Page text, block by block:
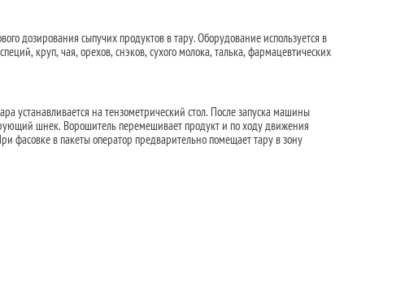
дозирования сыпучих продуктов в тару. Оборудование используется в
круп, чая, орехов, снэков, сухого молока, талька, фармацевтических
устанавливается на тензометрический стол. После запуска машины
шнек. Ворошитель перемешивает продукт и по ходу движения
фасовке в пакеты оператор предварительно помещает тару в зону